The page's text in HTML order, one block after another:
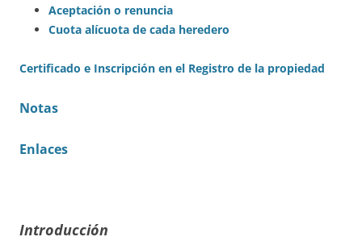
Aceptación o renuncia
Cuota alícuota de cada heredero
Certificado e Inscripción en el Registro de la propiedad
Notas
Enlaces
Introducción